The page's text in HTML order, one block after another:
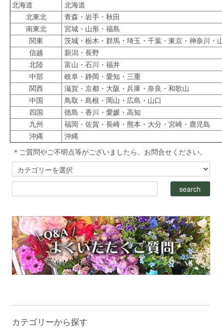
北海道
北海道
北東北
青森・岩手・秋田
南東北
宮城・山形・福島
関東
茨城・栃木・群馬・埼玉・千葉・東京・神
信越
新潟・長野
北陸
富山・石川・福井
中部
岐阜・静岡・愛知・三重
関西
滋賀・京都・大阪・兵庫・奈良・和歌山
中国
鳥取・島根・岡山・広島・山口
四国
徳島・香川・愛媛・高知
九州
福岡・佐賀・長崎・熊本・大分・宮崎・鹿児島
沖縄
沖縄
＊ご質問やご不明点等がございましたら、お問合せください。
カテゴリーから探す